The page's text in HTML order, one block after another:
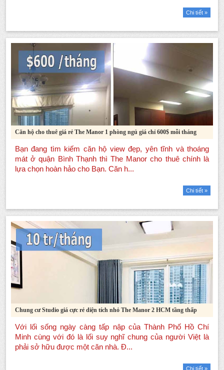
Chi tiết »
Căn hộ cho thuê giá rẻ The Manor 1 phòng ngủ giá chỉ 600$ mỗi tháng
Chi tiết »
Chung cư Studio giá cực rẻ diện tích nhỏ The Manor 2 HCM tầng thấp
Chi tiết »